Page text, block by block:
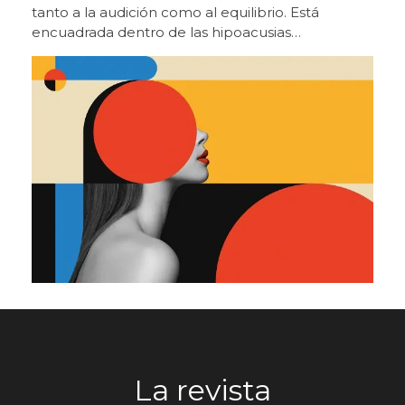
centro de excelencia productiva, tecnológica y
de servicio, con vocación de referencia
internacional”. Carlos García, Country Manager de
GN, destaca que “este nuevo centro es una
palanca para seguir mejorando nuestro servicio,
ganar capacidad, estrechar aún más la relación
con nuestros clientes y continuar creciendo con
una propuesta cada vez más sólida para el
General Manager del Sur de Europa y Brasil,
señala que “cuando te rodeas de gente con tanto
talento y tanta fuerza, el impacto se multiplica, y
este proyecto refleja muy bien lo que somos
como compañía, una organización unida,
componente simbólico y emocional. Durante la
ceremonia, empleados de distintas áreas y
La revista